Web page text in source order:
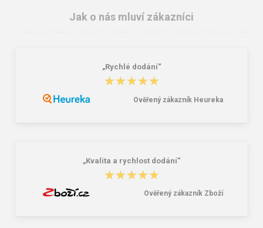
391,00 Kč
kalhoty tmavě modrá / černá vel. 50
399,00 Kč 607,00 Kč
Jak o nás mluví zákazníci
„Rychlé dodání“
★★★★★
★★★★★
Ověřený zákazník Heureka
„Kvalita a rychlost dodání“
★★★★★
★★★★★
Ověřený zákazník Zboží